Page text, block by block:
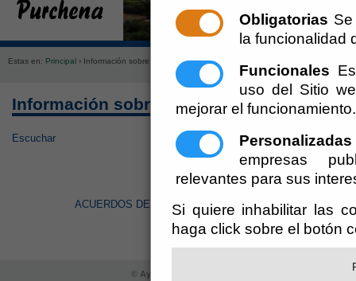
Obligatorias
la funcionalidad
Funcionales
uso del Sitio
mejorar el funcionamiento.
Personalizadas
empresas
relevantes para sus
Si quiere inhabilitar las
haga click sobre el botón
Ayuntamiento
Estas en: Principal › Información sobre Acuerdos de Organos de Gobierno
Información sobre Acuerdos de Organos
Escuchar
ACUERDOS DE PLENO
© Ayuntamiento de Purchena (CIF: P-0407600-F)
-